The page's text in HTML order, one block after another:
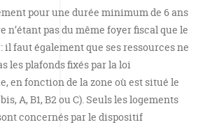
pour une durée minimum de 6 ans
n’étant pas du même foyer fiscal que le
faut également que ses ressources ne
les plafonds fixés par la loi
en fonction de la zone où est situé le
A, B1, B2 ou C). Seuls les logements
concernés par le dispositif